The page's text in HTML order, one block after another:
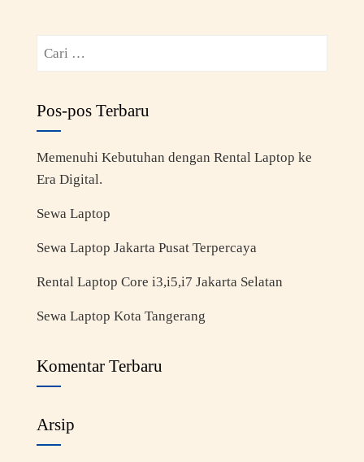
Pos-pos Terbaru
Memenuhi Kebutuhan dengan Rental Laptop ke
Era Digital.
Sewa Laptop
Sewa Laptop Jakarta Pusat Terpercaya
Rental Laptop Core i3,i5,i7 Jakarta Selatan
Sewa Laptop Kota Tangerang
Komentar Terbaru
Arsip